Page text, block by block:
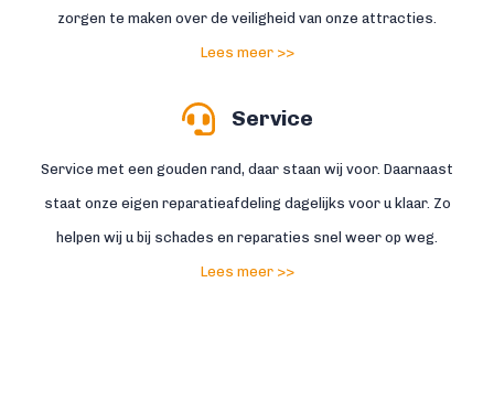
zorgen te maken over de veiligheid van onze attracties.
Lees meer >>
Service
Service met een gouden rand, daar staan wij voor. Daarnaast
staat onze eigen reparatieafdeling dagelijks voor u klaar. Zo
helpen wij u bij schades en reparaties snel weer op weg.
Lees meer >>